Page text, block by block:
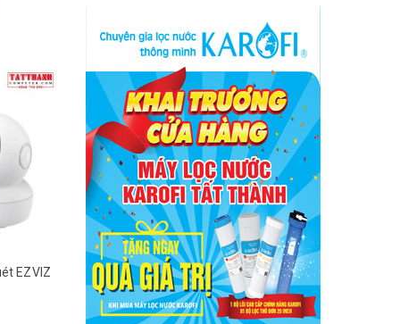
EZVIZ